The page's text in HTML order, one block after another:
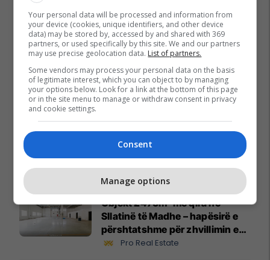
Promo Reklamo këtu
Nga UBT në skenën botërore të
robotikës: Kosova drejt Koresë
UBT
Objekt 2475m² me qira në
Sllatinë të Madhe – hapësirë e
përshtatshme për zhvillimin e
biznesit #16068
Pro Real Estate
Your personal data will be processed and information from
your device (cookies, unique identifiers, and other device
data) may be stored by, accessed by and shared with 369
partners, or used specifically by this site. We and our partners
may use precise geolocation data. List of partners.
Some vendors may process your personal data on the basis
of legitimate interest, which you can object to by managing
your options below. Look for a link at the bottom of this page
or in the site menu to manage or withdraw consent in privacy
and cookie settings.
Consent
Manage options